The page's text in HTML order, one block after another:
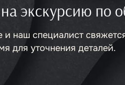
экскурсию по
и наш специалист
для уточнения деталей.